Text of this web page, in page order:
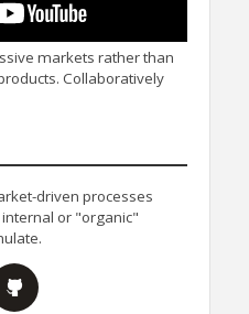
markets rather than
Collaboratively
driven processes
or "organic"